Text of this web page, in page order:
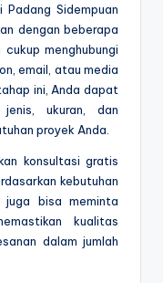
Sidempuan
dengan beberapa
menghubungi
email, atau media
ini, Anda dapat
ukuran, dan
proyek Anda.
konsultasi gratis
kebutuhan
juga bisa meminta
kualitas
dalam jumlah